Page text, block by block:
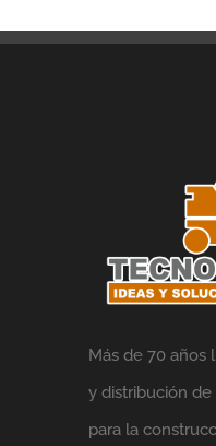
Más de 70 años
y distribución
para la